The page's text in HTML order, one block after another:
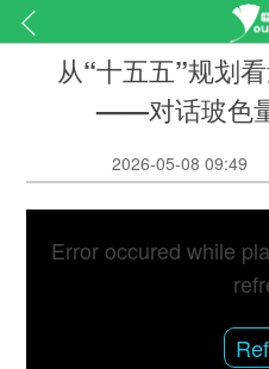
从“十五五”规划
——对话玻色
2026-05-08 09:49
Error occured while